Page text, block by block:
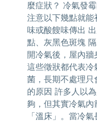
麼症狀？ 冷氣發
注意以下幾點就能
味或酸餿味傳出
點、灰黑色斑塊
開冷氣後，屋內
這些徵狀都代表冷
菌，長期不處理只
的原因 許多人以
夠，但其實冷氣內
「溫床」。當冷